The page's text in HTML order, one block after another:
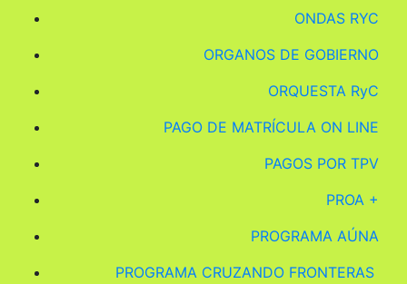
ONDAS RYC
ORGANOS DE GOBIERNO
ORQUESTA RyC
PAGO DE MATRÍCULA ON LINE
PAGOS POR TPV
PROA +
PROGRAMA AÚNA
PROGRAMA CRUZANDO FRONTERAS